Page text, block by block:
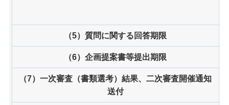
（5）質問に関する回答期限
（6）企画提案書等提出期限
（7）一次審査（書類選考）結果、二次審査開催通知
送付